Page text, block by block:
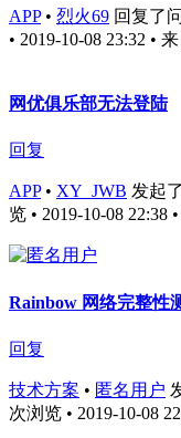
APP• 烈火69 回复了
• 2019-10-08 23:32 •
网优俱乐部无法登陆
回复
APP• XY_JWB 发起
览 • 2019-10-08 22:38
Rainbow 网络完整性
回复
技术方案 • 匿名用户
次浏览 • 2019-10-08